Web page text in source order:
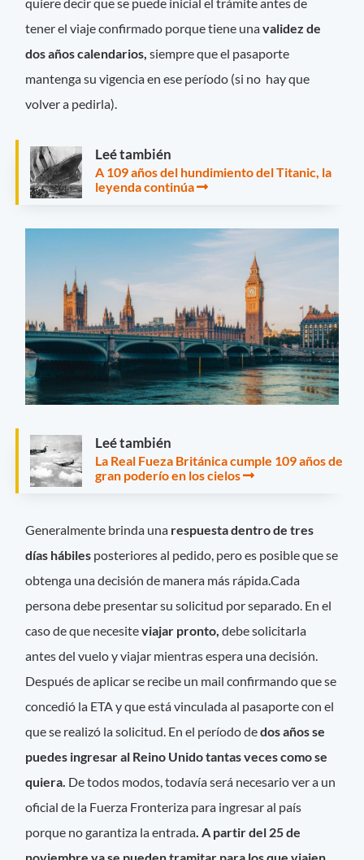
tener el viaje confirmado porque tiene unavalidez de
dos años calendarios,siempre que el pasaporte
mantenga su vigencia en ese período (si no hay que
volver a pedirla).
Leé también
A 109 años del hundimiento del Titanic, la
leyenda continúa
Leé también
La Real Fueza Británica cumple 109 años de
gran poderío en los cielos
Generalmente brinda una respuesta dentro de tres
días hábiles posteriores al pedido, pero es posible que se
obtenga una decisión de manera más rápida.Cada
persona debe presentar su solicitud por separado. En el
caso de que necesiteviajar pronto,debe solicitarla
antes del vuelo y viajar mientras espera una decisión.
Después de aplicar se recibe un mail confirmando que se
concedió la ETA y que está vinculada al pasaporte con el
que se realizó la solicitud. En el período dedos años se
puedes ingresar al Reino Unido tantas veces como se
quiera. De todos modos, todavía será necesario ver a un
oficial de la Fuerza Fronteriza para ingresar al país
porque no garantiza la entrada. A partir del 25 de